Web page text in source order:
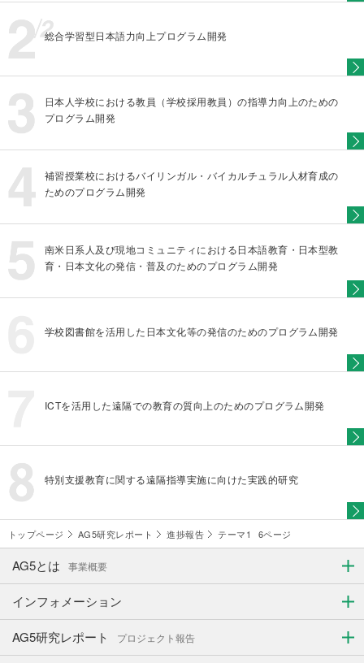
総合学習型日本語力向上プログラム開発
日本人学校における教員（学校採用教員）の指導力向上のための
プログラム開発
補習授業校におけるバイリンガル・バイカルチュラル人材育成の
ためのプログラム開発
南米日系人及び現地コミュニティにおける日本語教育・日本型教
育・日本文化の発信・普及のためのプログラム開発
学校図書館を活用した日本文化等の発信のためのプログラム開発
ICTを活用した遠隔での教育の質向上のためのプログラム開発
特別支援教育に関する遠隔指導実施に向けた実践的研究
トップページ AG5研究レポート 進捗報告 テーマ1 6ページ
AG5とは 事業概要
インフォメーション
AG5研究レポート プロジェクト報告